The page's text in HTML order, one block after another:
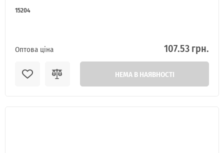
15204
Оптова ціна 107.53 грн.
НЕМА В НАЯВНОСТІ